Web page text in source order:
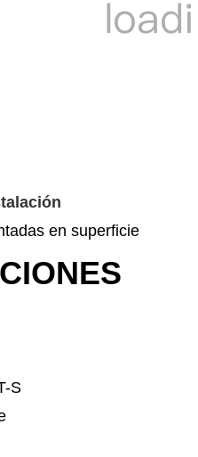
en superficie
S